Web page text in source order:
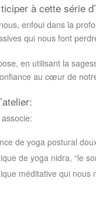
à cette série
enfoui dans la
qui nous font
en utilisant la
au cœur de
de yoga postural
de yoga nidra, “le
méditative qui